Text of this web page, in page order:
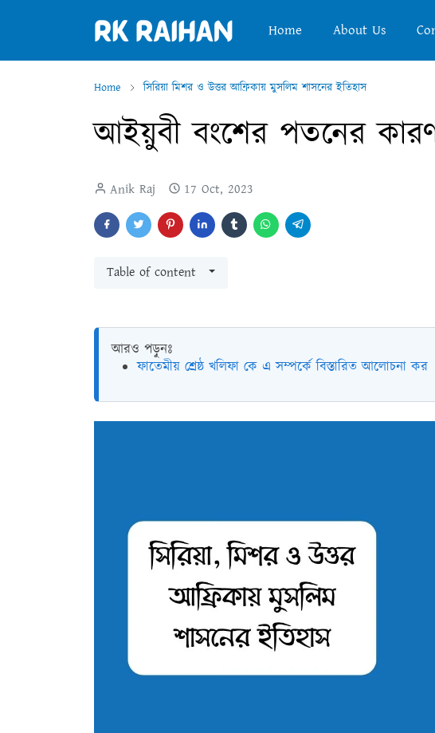
Home About Us
Home সিরিয়া মিশর ও উত্তর আফ্রিকায় মুসলিম শাসনের ইতিহাস
আইয়ুবী বংশের পতনের কারণ
Anik Raj 17 Oct, 2023
Table of content
আরও পড়ুনঃ
ফাতেমীয় শ্রেষ্ঠ খলিফা কে এ সম্পর্কে বিস্তারিত আলোচনা কর